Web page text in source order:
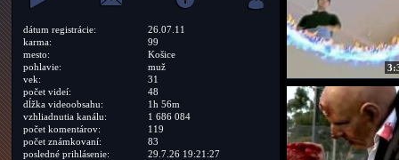
dátum registrácie:
26.07.11
karma:
99
mesto:
Košice
pohlavie:
muž
vek:
31
počet videí:
48
dĺžka videoobsahu:
1h 56m
vzhliadnutia kanálu:
1 686 084
počet komentárov:
119
počet známkovaní:
83
posledné prihlásenie:
29.7.26 19:21:27